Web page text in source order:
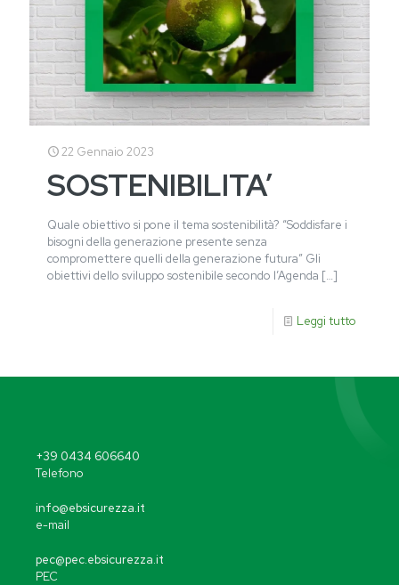
22 Gennaio 2023
SOSTENIBILITA’
Quale obiettivo si pone il tema sostenibilità? “Soddisfare i
bisogni della generazione presente senza
compromettere quelli della generazione futura” Gli
obiettivi dello sviluppo sostenibile secondo l’Agenda […]
Leggi tutto
+39 0434 606640
Telefono
info@ebsicurezza.it
e-mail
pec@pec.ebsicurezza.it
PEC